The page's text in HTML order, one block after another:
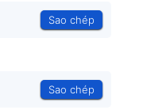
Sao chép
Sao chép